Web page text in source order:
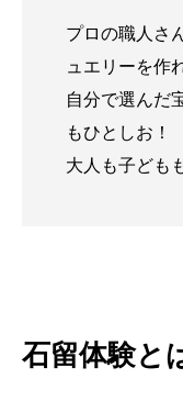
プロの職人さ
ュエリーを作
自分で選んだ
もひとしお！
大人も子ども
石留体験と